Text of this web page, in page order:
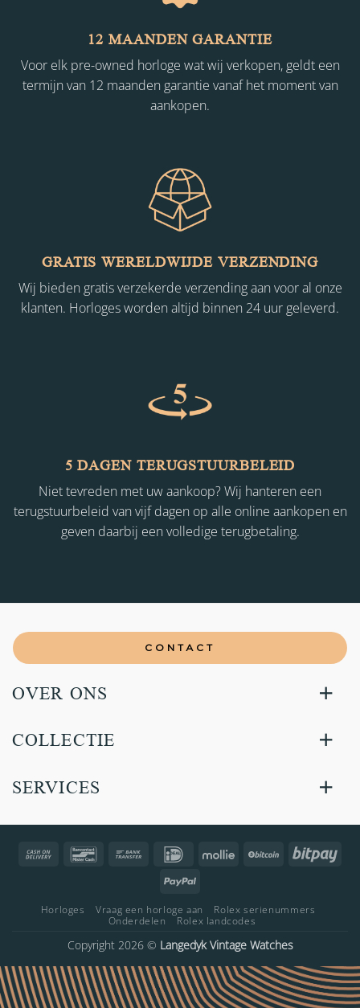
12 MAANDEN GARANTIE
Voor elk pre-owned horloge wat wij verkopen, geldt een
termijn van 12 maanden garantie vanaf het moment van
aankopen.
GRATIS WERELDWIJDE VERZENDING
Wij bieden gratis verzekerde verzending aan voor al onze
klanten. Horloges worden altijd binnen 24 uur geleverd.
5 DAGEN TERUGSTUURBELEID
Niet tevreden met uw aankoop? Wij hanteren een
terugstuurbeleid van vijf dagen op alle online aankopen en
geven daarbij een volledige terugbetaling.
CONTACT
OVER ONS
COLLECTIE
SERVICES
Cash
Bancontact Bank
IDeal Mollie BitCoin
PayPal
Horloges Vraag een horloge aan
Rolex serienummers
Onderdelen
Rolex landcodes
Copyright 2026 © Langedyk Vintage Watches